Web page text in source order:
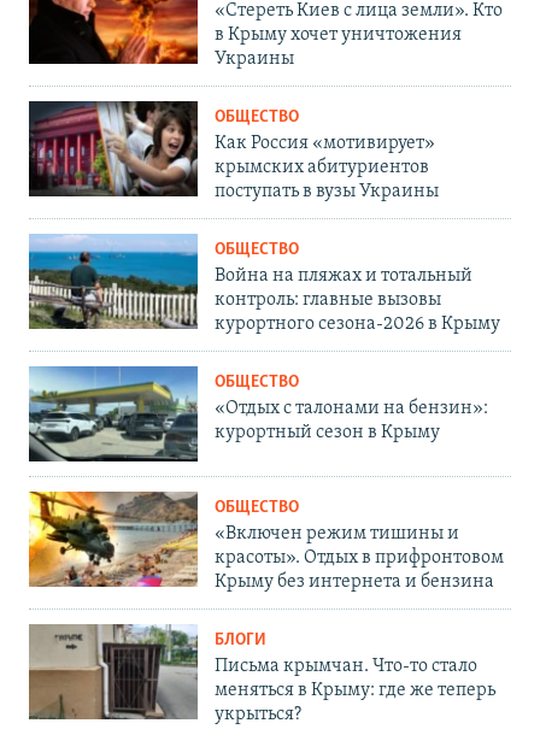
«Стереть Киев с лица земли». Кто
в Крыму хочет уничтожения
Украины
ОБЩЕСТВО
Как Россия «мотивирует»
крымских абитуриентов
поступать в вузы Украины
ОБЩЕСТВО
Война на пляжах и тотальный
контроль: главные вызовы
курортного сезона-2026 в Крыму
ОБЩЕСТВО
«Отдых с талонами на бензин»:
курортный сезон в Крыму
ОБЩЕСТВО
«Включен режим тишины и
красоты». Отдых в прифронтовом
Крыму без интернета и бензина
БЛОГИ
Письма крымчан. Что-то стало
меняться в Крыму: где же теперь
укрыться?